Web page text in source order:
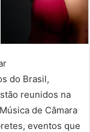
do Brasil,
reunidos na
de Câmara
eventos que